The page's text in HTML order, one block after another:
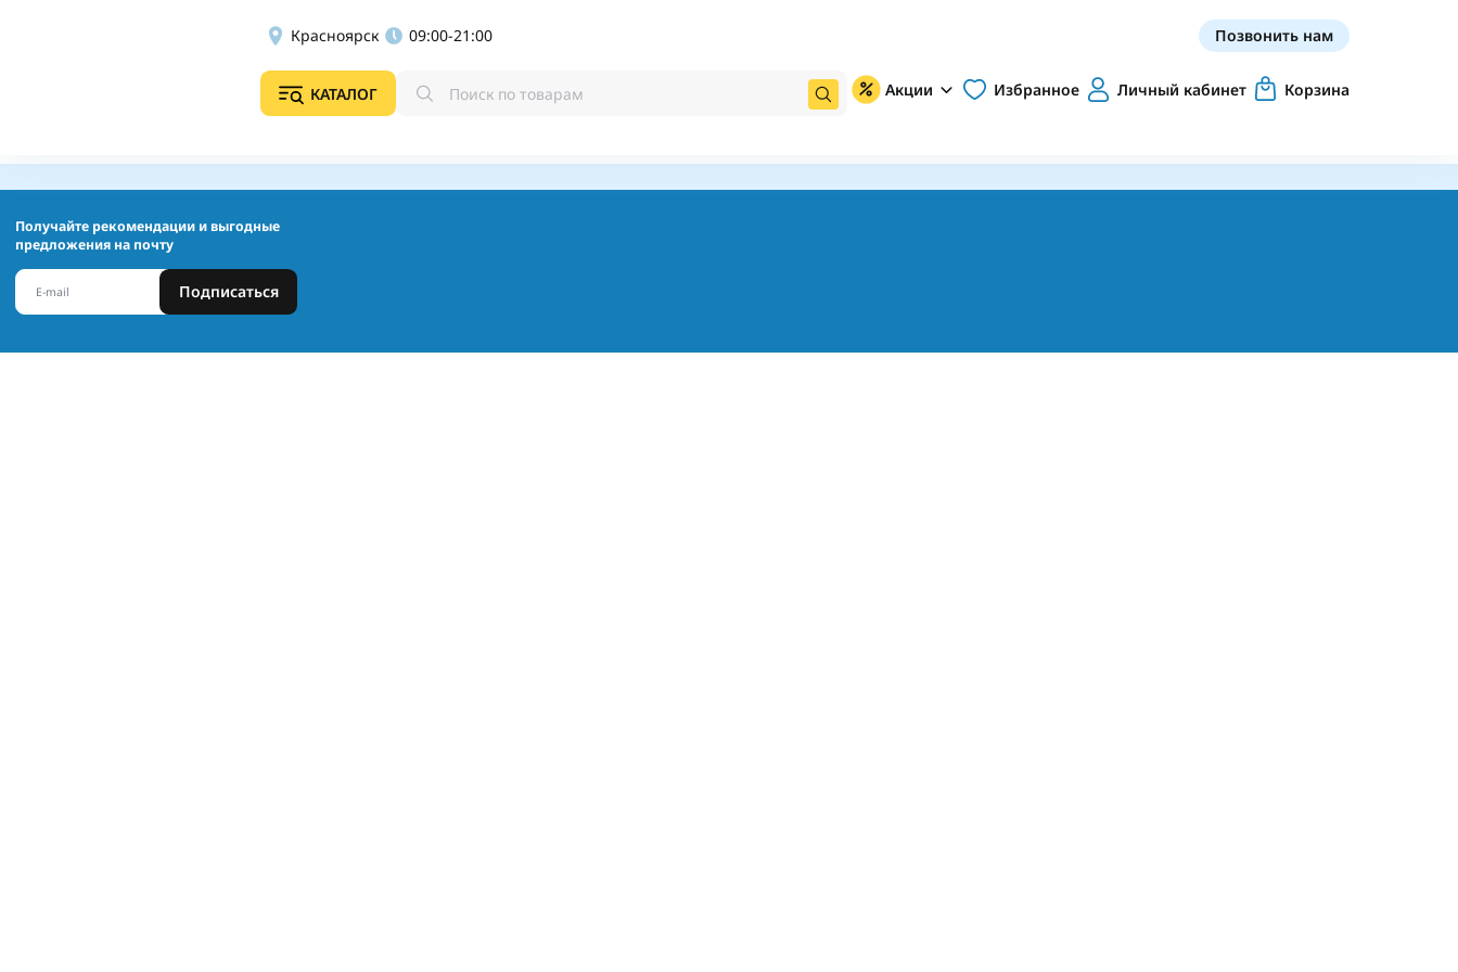
Красноярск 09:00-21:00 Позвонить нам
КАТАЛОГ Акции Избранное Личный кабинет Корзина
Получайте рекомендации и выгодные
предложения на почту
Подписаться